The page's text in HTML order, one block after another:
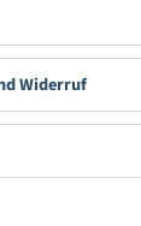
Widerruf